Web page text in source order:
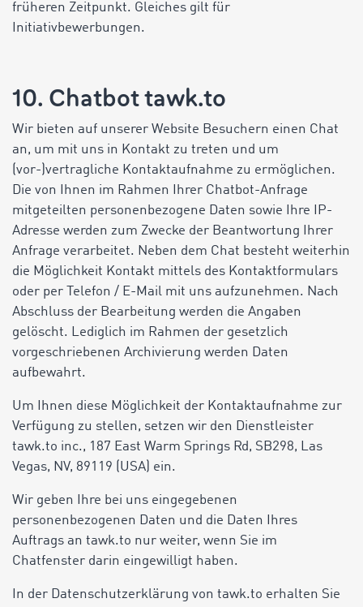
früheren Zeitpunkt. Gleiches gilt für
Initiativbewerbungen.
10. Chatbot tawk.to
Wir bieten auf unserer Website Besuchern einen Chat
an, um mit uns in Kontakt zu treten und um
(vor-)vertragliche Kontaktaufnahme zu ermöglichen.
Die von Ihnen im Rahmen Ihrer Chatbot-Anfrage
mitgeteilten personenbezogene Daten sowie Ihre IP-
Adresse werden zum Zwecke der Beantwortung Ihrer
Anfrage verarbeitet. Neben dem Chat besteht weiterhin
die Möglichkeit Kontakt mittels des Kontaktformulars
oder per Telefon / E-Mail mit uns aufzunehmen. Nach
Abschluss der Bearbeitung werden die Angaben
gelöscht. Lediglich im Rahmen der gesetzlich
vorgeschriebenen Archivierung werden Daten
aufbewahrt.
Um Ihnen diese Möglichkeit der Kontaktaufnahme zur
Verfügung zu stellen, setzen wir den Dienstleister
tawk.to inc., 187 East Warm Springs Rd, SB298, Las
Vegas, NV, 89119 (USA) ein.
Wir geben Ihre bei uns eingegebenen
personenbezogenen Daten und die Daten Ihres
Auftrags an tawk.to nur weiter, wenn Sie im
Chatfenster darin eingewilligt haben.
In der Datenschutzerklärung von tawk.to erhalten Sie